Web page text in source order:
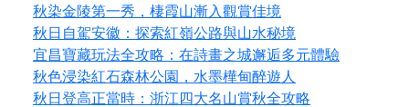
秋染金陵第一秀，棲霞山漸入觀賞佳境
秋日自駕安徽：探索紅嶺公路與山水秘境
宜昌寶藏玩法全攻略：在詩畫之城邂逅多元體驗
秋色浸染紅石森林公園，水墨樺甸醉遊人
秋日登高正當時：浙江四大名山賞秋全攻略